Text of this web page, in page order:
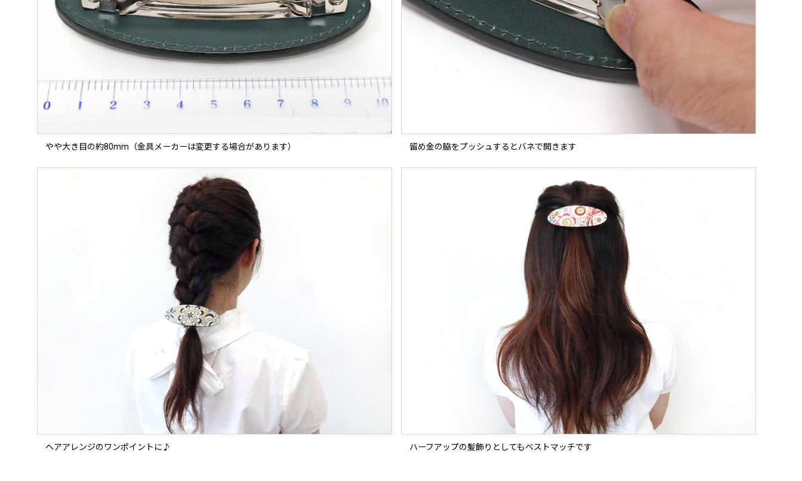
やや大き目の約80mm（金具メーカーは変更する場合があります） 留め金の脇をプッシュするとバネで開きます
ヘアアレンジのワンポイントに♪ ハーフアップの髪飾りとしてもベストマッチです